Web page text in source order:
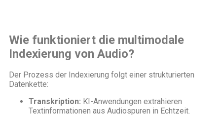
Wie funktioniert die multimodale
Indexierung von Audio?
Der Prozess der Indexierung folgt einer strukturierten
Datenkette:
Transkription: KI-Anwendungen extrahieren
Textinformationen aus Audiospuren in Echtzeit.